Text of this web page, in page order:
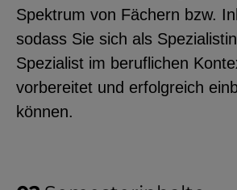
Spektrum von Fächern bzw.
sodass Sie sich als
Spezialist im beruflichen
vorbereitet und erfolgreich
können.